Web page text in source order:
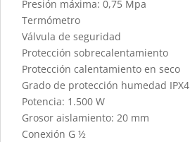
Presión máxima: 0,75 Mpa
Termómetro
Válvula de seguridad
Protección sobrecalentamiento
Protección calentamiento en seco
Grado de protección humedad IPX4
Potencia: 1.500 W
Grosor aislamiento: 20 mm
Conexión G ½